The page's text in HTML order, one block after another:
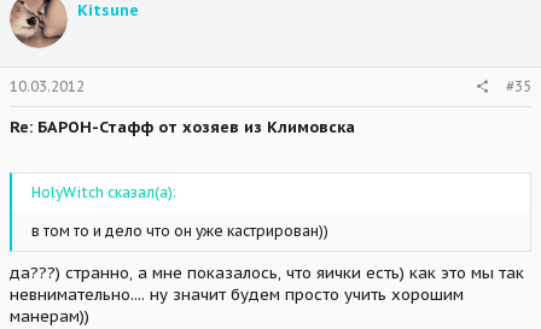
Kitsune
10.03.2012 #35
Re: БАРОН-Стафф от хозяев из Климовска
HolyWitch сказал(а):
в том то и дело что он уже кастрирован))
да???) странно, а мне показалось, что яички есть) как это мы так
невнимательно.... ну значит будем просто учить хорошим
манерам))